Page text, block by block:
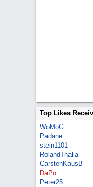
Top Likes
WoMoG
Padane
stein1101
RolandThalia
CarstenKausB
DaPo
Peter25